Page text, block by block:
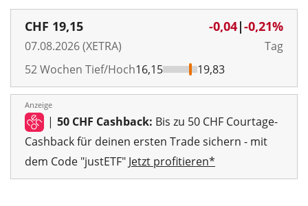
CHF 19,15
07.08.2026 (XETRA)
-0,04|-0,21%
Tag
52 Wochen Tief/Hoch16,15 19,83
Anzeige
| 50 CHF Cashback: Bis zu 50 CHF Courtage-
Cashback für deinen ersten Trade sichern - mit
dem Code "justETF" Jetzt profitieren*